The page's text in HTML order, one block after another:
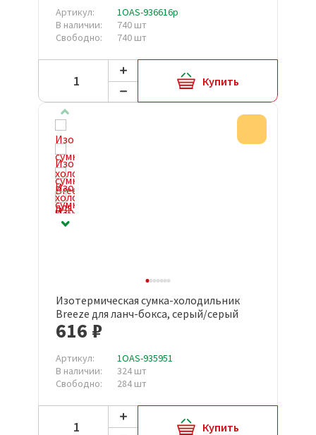
Артикул:
1OAS-936616р
В наличии:
740 шт
Свободно:
740 шт
Купить
Изотермическая сумка-холодильник
Breeze для ланч-бокса, серый/серый
616 ₽
Артикул:
1OAS-935951
В наличии:
324 шт
Свободно:
284 шт
Купить